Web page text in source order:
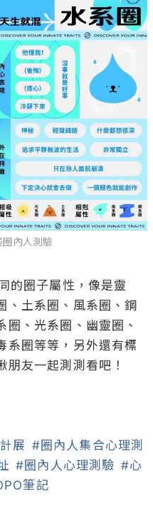
內人測驗
的圈子屬性，像是靈
、土系圈、風系圈、鋼
圈、光系圈、幽靈圈、
系圈等等，另外還有標
友一起測測看吧！
展 #圈內人集合心理測
#圈內人心理測驗 #心
筆記